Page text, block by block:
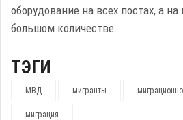
оборудование на всех постах, а
большом количестве.
ТЭГИ
МВД мигранты
миграция